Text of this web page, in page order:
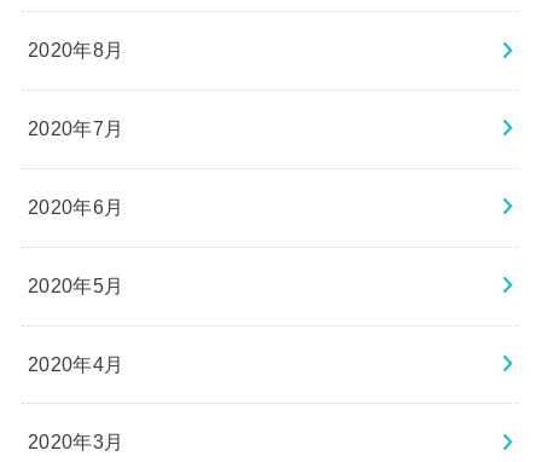
2020年8月
2020年7月
2020年6月
2020年5月
2020年4月
2020年3月